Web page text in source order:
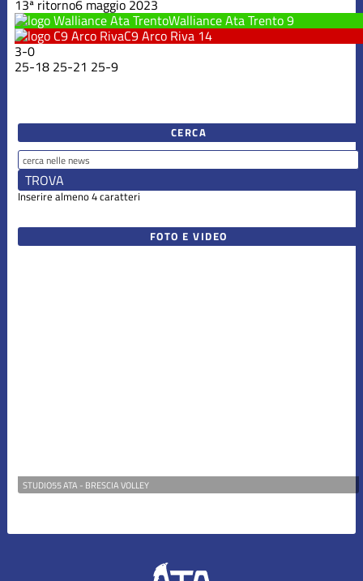
13ª ritorno6 maggio 2023
Walliance Ata Trento9
C9 Arco Riva 14
3-0
25-18 25-21 25-9
CERCA
Inserire almeno 4 caratteri
FOTO E VIDEO
STUDIO55 ATA - BRESCIA VOLLEY